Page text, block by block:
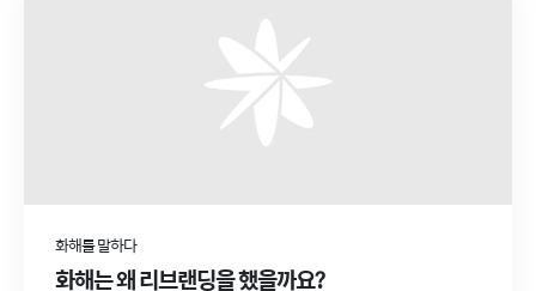
화해를 말하다
화해는 왜 리브랜딩을 했을까요?